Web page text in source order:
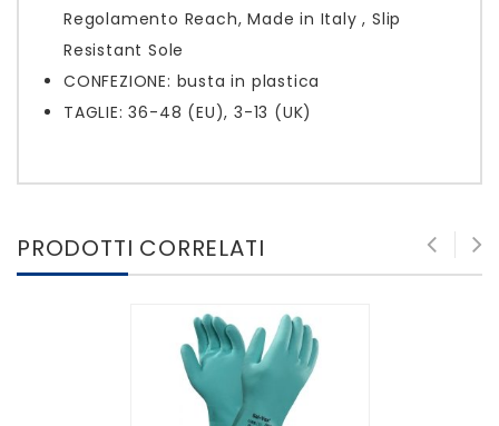
Regolamento Reach, Made in Italy , Slip
Resistant Sole
CONFEZIONE: busta in plastica
TAGLIE: 36-48 (EU), 3-13 (UK)
PRODOTTI CORRELATI